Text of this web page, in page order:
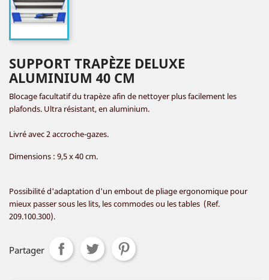
SUPPORT TRAPÈZE DELUXE
ALUMINIUM 40 CM
Blocage facultatif du trapèze afin de nettoyer plus facilement les
plafonds. Ultra résistant, en aluminium.
Livré avec 2 accroche-gazes.
Dimensions : 9,5 x 40 cm.
Possibilité d'adaptation d'un embout de pliage ergonomique pour
mieux passer sous les lits, les commodes ou les tables (Ref.
209.100.300).
Partager